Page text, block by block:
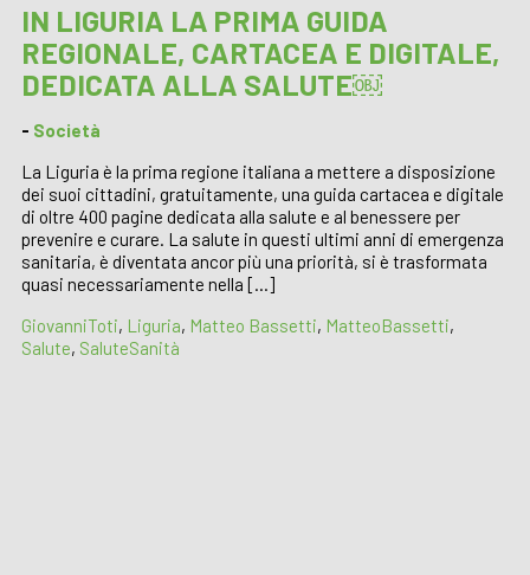
IN LIGURIA LA PRIMA GUIDA
REGIONALE, CARTACEA E DIGITALE,
DEDICATA ALLA SALUTE￼
- Società
La Liguria è la prima regione italiana a mettere a disposizione
dei suoi cittadini, gratuitamente, una guida cartacea e digitale
di oltre 400 pagine dedicata alla salute e al benessere per
prevenire e curare. La salute in questi ultimi anni di emergenza
sanitaria, è diventata ancor più una priorità, si è trasformata
quasi necessariamente nella […]
GiovanniToti, Liguria, Matteo Bassetti, MatteoBassetti,
Salute, SaluteSanità